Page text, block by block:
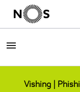
Vishing |